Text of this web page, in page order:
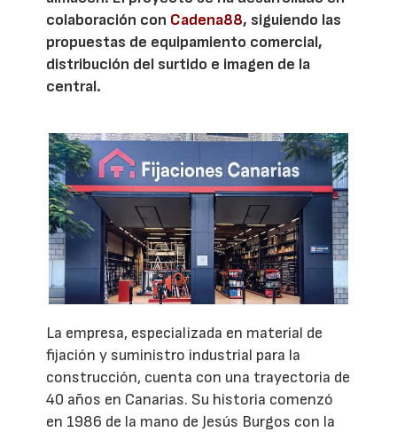
colaboración con Cadena88, siguiendo las
propuestas de equipamiento comercial,
distribución del surtido e imagen de la
central.
La empresa, especializada en material de
fijación y suministro industrial para la
construcción, cuenta con una trayectoria de
40 años en Canarias. Su historia comenzó
en 1986 de la mano de Jesús Burgos con la